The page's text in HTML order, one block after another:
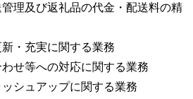
理及び返礼品の代金・配送料の精
・充実に関する業務
せ等への対応に関する業務
シュアップに関する業務